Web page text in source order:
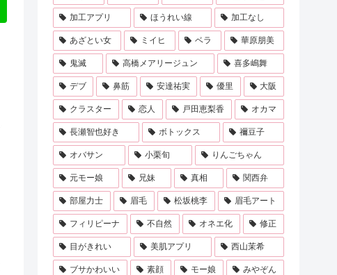
加工アプリ ほうれい線 加工なし
あざとい女 ミイヒ ベラ 華原朋美
鬼滅 高橋メアリージュン 喜多嶋舞
デブ 鼻筋 安達祐実 優里 大阪
クラスター 恋人 戸田恵梨香 オカマ
長瀬智也好き ボトックス 禰豆子
オバサン 小栗旬 りんごちゃん
元モー娘 兄妹 真相 関西弁
部屋力士 眉毛 松坂桃李 眉毛アート
フィリピーナ 不自然 オネエ化 修正
目がきれい 美肌アプリ 西山茉希
ブサかわいい 素顔 モー娘 みやぞん